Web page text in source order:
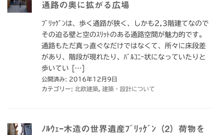
通路の奥に拡がる広場
ﾌﾞﾘｯｹﾞﾝは、歩く通路が狭く、しかも2,3階建てなので
その迫る壁と空のｽﾘｯﾄのある通路空間が魅力的です。
通路もただ真っ直ぐなだけではなくて、所々に床段差
があり、階段が現れたり、ﾊﾞﾙｺﾆｰ状になっていたりと
歩いてい […]
公開済み: 2016年12月9日
カテゴリー: 北欧建築 建築・設計について
ﾉﾙｳｪｰ木造の世界遺産ﾌﾞﾘｯｹﾞﾝ（2）荷物を